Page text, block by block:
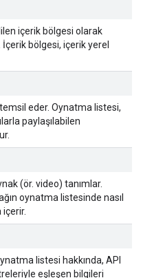
içerik bölgesi olarak
bölgesi, içerik yerel
eder. Oynatma listesi,
paylaşılabilen
(ör. video) tanımlar.
oynatma listesinde nasıl
içerir.
listesi hakkında, API
eşleşen bilgileri